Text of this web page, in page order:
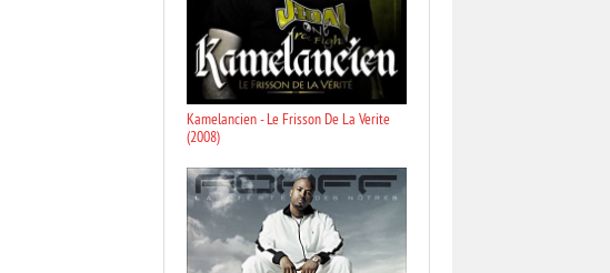
Kamelancien - Le Frisson De La Verite
(2008)